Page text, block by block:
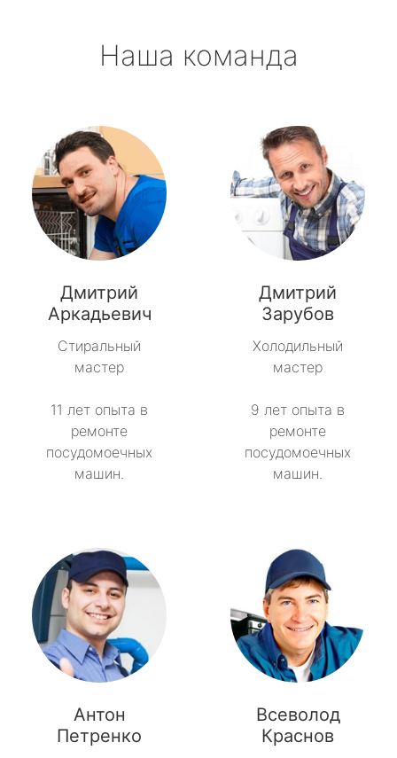
Наша команда
Дмитрий
Аркадьевич
Стиральный
мастер
11 лет опыта в
ремонте
посудомоечных
машин.
Дмитрий
Зарубов
Холодильный
мастер
9 лет опыта в
ремонте
посудомоечных
машин.
Антон
Петренко
Всеволод
Краснов